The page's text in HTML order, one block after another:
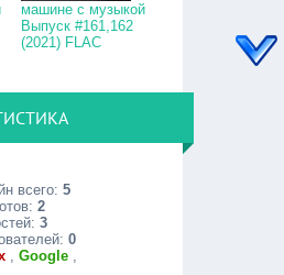
машине с музыкой
Выпуск #161,162
(2021) FLAC
всего:5
2
3
0
,Google ,